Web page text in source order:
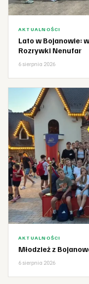
AKTUALNOŚCI
Lato w Bojanowie:
Rozrywki Nenufar
6 sierpnia 2026
AKTUALNOŚCI
Młodzież z
6 sierpnia 2026